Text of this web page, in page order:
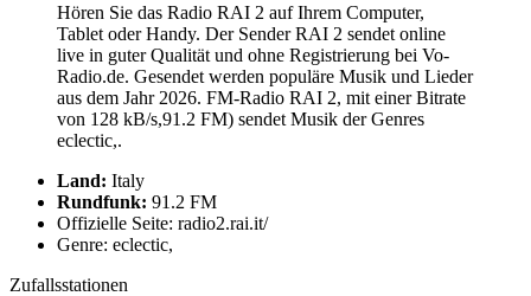
Hören Sie das Radio RAI 2 auf Ihrem Computer,
Tablet oder Handy. Der Sender RAI 2 sendet online
live in guter Qualität und ohne Registrierung bei Vo-
Radio.de. Gesendet werden populäre Musik und Lieder
aus dem Jahr 2026. FM-Radio RAI 2, mit einer Bitrate
von 128 kB/s,91.2 FM) sendet Musik der Genres
eclectic,.
Land: Italy
Rundfunk: 91.2 FM
Offizielle Seite: radio2.rai.it/
Genre: eclectic,
Zufallsstationen